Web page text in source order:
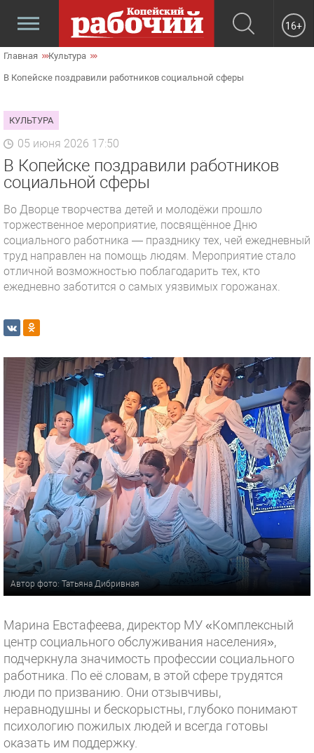
16+
Главная Культура
В Копейске поздравили работников социальной сферы
КУЛЬТУРА
05 июня 2026 17:50
В Копейске поздравили работников
социальной сферы
Во Дворце творчества детей и молодёжи прошло
торжественное мероприятие, посвящённое Дню
социального работника — празднику тех, чей ежедневный
труд направлен на помощь людям. Мероприятие стало
отличной возможностью поблагодарить тех, кто
ежедневно заботится о самых уязвимых горожанах.
Автор фото: Татьяна Дибривная
Марина Евстафеева, директор МУ «Комплексный
центр социального обслуживания населения»,
подчеркнула значимость профессии социального
работника. По её словам, в этой сфере трудятся
люди по призванию. Они отзывчивы,
неравнодушны и бескорыстны, глубоко понимают
психологию пожилых людей и всегда готовы
оказать им поддержку.